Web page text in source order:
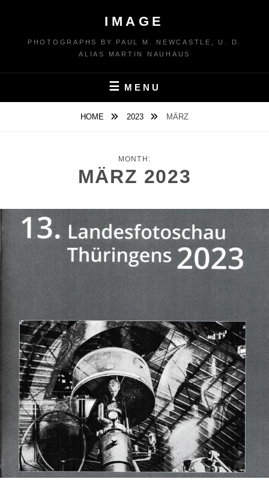
content
IMAGE
PHOTOGRAPHS BY PAUL M. NEWCASTLE, U. D.
ALIAS MARTIN NAUHAUS
MENU
HOME 2023 MÄRZ
MONTH:
MÄRZ 2023